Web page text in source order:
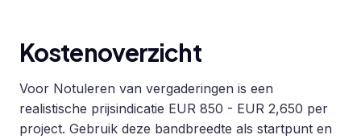
Kostenoverzicht
Voor Notuleren van vergaderingen is een
realistische prijsindicatie EUR 850 - EUR 2,650 per
project. Gebruik deze bandbreedte als startpunt en